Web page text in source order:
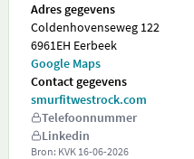
Adres gegevens
Coldenhovenseweg 122
6961EH Eerbeek
Google Maps
Contact gegevens
smurfitwestrock.com
Telefoonnummer
Linkedin
Bron: KVK 16-06-2026